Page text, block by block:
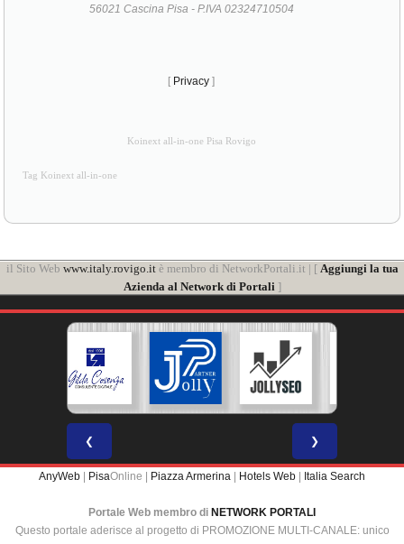
56021 Cascina Pisa - P.IVA 02324710504
[ Privacy ]
Koinext all-in-one Pisa Rovigo
Tag Koinext all-in-one
il Sito Web www.italy.rovigo.itè membro di NetworkPortali.it | [ Aggiungi la tua
Azienda al Network di Portali]
❮ ❯
AnyWeb PisaOnline | Piazza Armerina Hotels Web Italia Search
Portale Web membro di NETWORK PORTALI
Questo portale aderisce al progetto di PROMOZIONE MULTI-CANALE: unico